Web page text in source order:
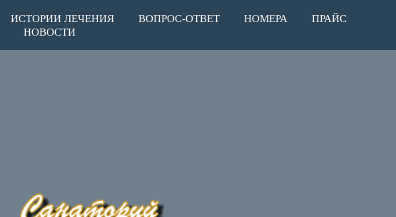
ИСТОРИИ ЛЕЧЕНИЯ ВОПРОС-ОТВЕТ НОМЕРА
ПРАЙС
НОВОСТИ